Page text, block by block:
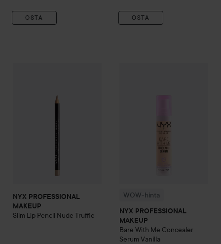
OSTA OSTA
NYX PROFESSIONAL
MAKEUP
Slim Lip Pencil Nude Truffle
WOW-hinta
NYX PROFESSIONAL
MAKEUP
Bare With Me Concealer
SerumVanilla